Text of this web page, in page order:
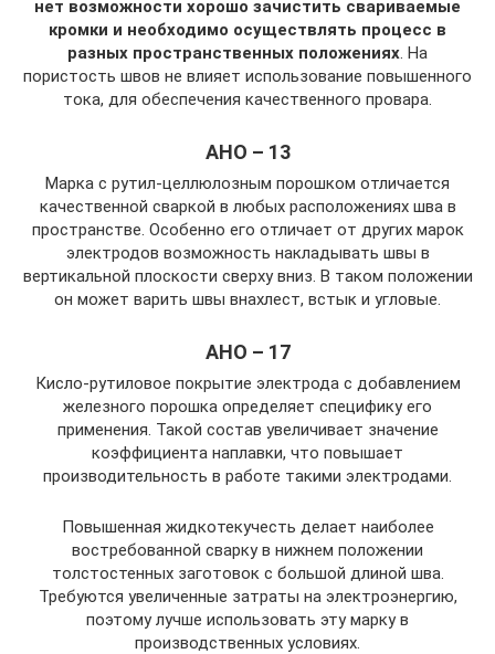
нет возможности хорошо зачистить свариваемые
кромки и необходимо осуществлять процесс в
разных пространственных положениях. На
пористость швов не влияет использование повышенного
тока, для обеспечения качественного провара.
АНО – 13
Марка с рутил-целлюлозным порошком отличается
качественной сваркой в любых расположениях шва в
пространстве. Особенно его отличает от других марок
электродов возможность накладывать швы в
вертикальной плоскости сверху вниз. В таком положении
он может варить швы внахлест, встык и угловые.
АНО – 17
Кисло-рутиловое покрытие электрода с добавлением
железного порошка определяет специфику его
применения. Такой состав увеличивает значение
коэффициента наплавки, что повышает
производительность в работе такими электродами.
Повышенная жидкотекучесть делает наиболее
востребованной сварку в нижнем положении
толстостенных заготовок с большой длиной шва.
Требуются увеличенные затраты на электроэнергию,
поэтому лучше использовать эту марку в
производственных условиях.